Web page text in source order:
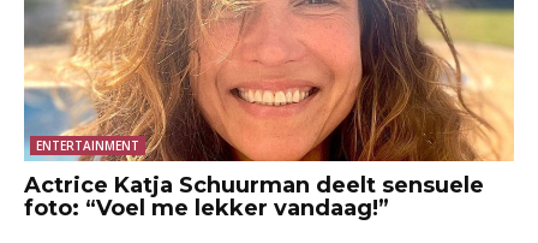
ENTERTAINMENT
Actrice Katja Schuurman deelt sensuele
foto: “Voel me lekker vandaag!”